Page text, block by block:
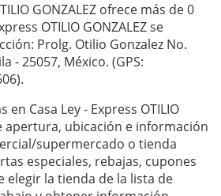
GONZALEZ ofrece más de 0
OTILIO GONZALEZ se
Prolg. Otilio Gonzalez No.
- 25057, México. (GPS:
en Casa Ley - Express OTILIO
apertura, ubicación e información
supermercado o tienda
especiales, rebajas, cupones
elegir la tienda de la lista de